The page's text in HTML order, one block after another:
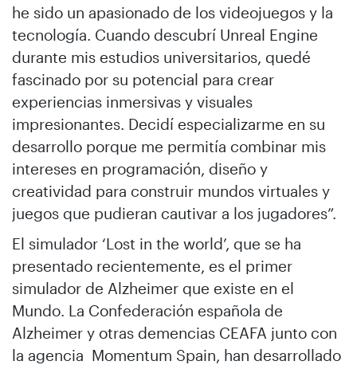
he sido un apasionado de los videojuegos y la
tecnología. Cuando descubrí Unreal Engine
durante mis estudios universitarios, quedé
fascinado por su potencial para crear
experiencias inmersivas y visuales
impresionantes. Decidí especializarme en su
desarrollo porque me permitía combinar mis
intereses en programación, diseño y
creatividad para construir mundos virtuales y
juegos que pudieran cautivar a los jugadores”.
El simulador ‘Lost in the world’, que se ha
presentado recientemente, es el primer
simulador de Alzheimer que existe en el
Mundo. La Confederación española de
Alzheimer y otras demencias CEAFA junto con
la agencia Momentum Spain, han desarrollado